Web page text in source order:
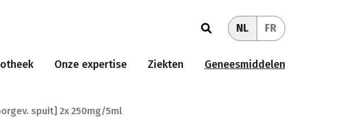
NL FR
Onze expertise Ziekten Geneesmiddelen
spuit] 2x 250mg/5ml